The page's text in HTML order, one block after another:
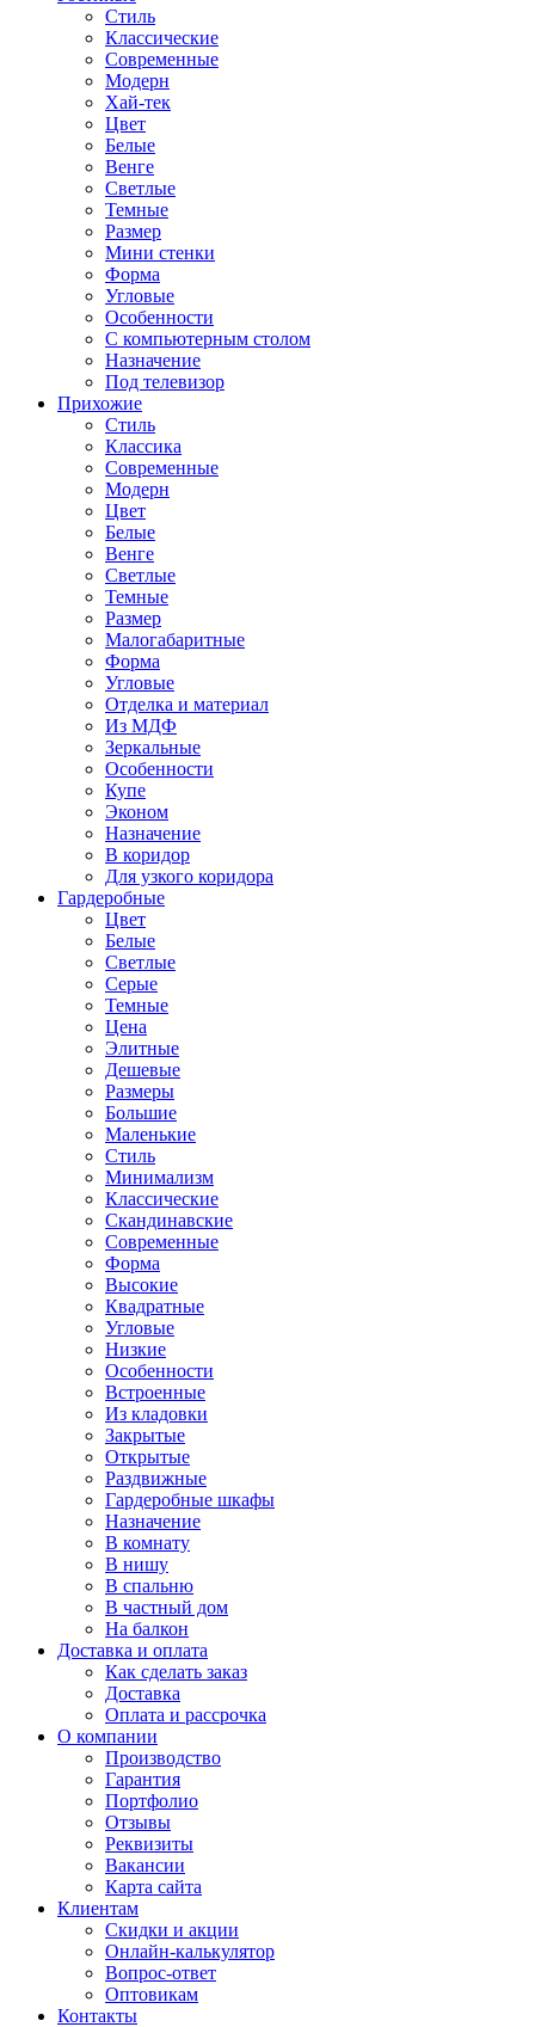
Стиль
Классические
Современные
Модерн
Хай-тек
Цвет
Белые
Венге
Светлые
Темные
Размер
Мини стенки
Форма
Угловые
Особенности
С компьютерным столом
Назначение
Под телевизор
Прихожие
Стиль
Классика
Современные
Модерн
Цвет
Белые
Венге
Светлые
Темные
Размер
Малогабаритные
Форма
Угловые
Отделка и материал
Из МДФ
Зеркальные
Особенности
Купе
Эконом
Назначение
В коридор
Для узкого коридора
Гардеробные
Цвет
Белые
Светлые
Серые
Темные
Цена
Элитные
Дешевые
Размеры
Большие
Маленькие
Стиль
Минимализм
Классические
Скандинавские
Современные
Форма
Высокие
Квадратные
Угловые
Низкие
Особенности
Встроенные
Из кладовки
Закрытые
Открытые
Раздвижные
Гардеробные шкафы
Назначение
В комнату
В нишу
В спальню
В частный дом
На балкон
Доставка и оплата
Как сделать заказ
Доставка
Оплата и рассрочка
О компании
Производство
Гарантия
Портфолио
Отзывы
Реквизиты
Вакансии
Карта сайта
Клиентам
Скидки и акции
Онлайн-калькулятор
Вопрос-ответ
Оптовикам
Контакты